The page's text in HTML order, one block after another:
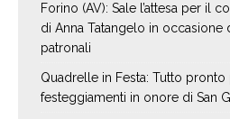
Forino (AV): Sale l’attesa per il
di Anna Tatangelo in occasione
patronali
Quadrelle in Festa: Tutto
festeggiamenti in onore di San